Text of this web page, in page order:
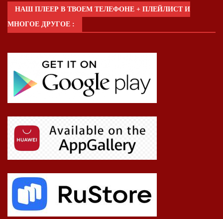
НАШ ПЛЕЕР В ТВОЕМ ТЕЛЕФОНЕ + ПЛЕЙЛИСТ И
МНОГОЕ ДРУГОЕ :